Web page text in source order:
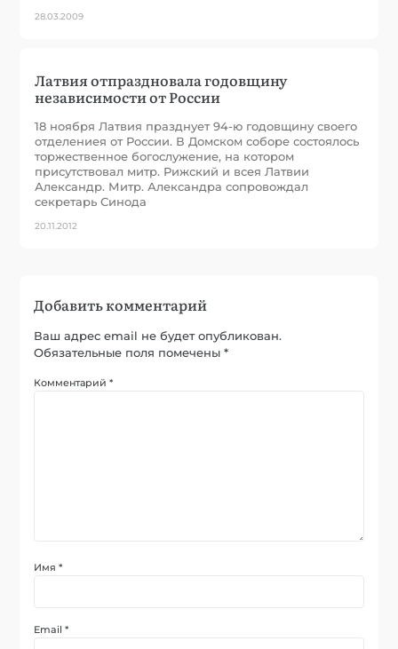
28.03.2009
Латвия отпраздновала годовщину
независимости от России
18 ноября Латвия празднует 94-ю годовщину своего
отделениея от России. В Домском соборе состоялось
торжественное богослужение, на котором
присутствовал митр. Рижский и всея Латвии
Александр. Митр. Александра сопровождал
секретарь Синода
20.11.2012
Добавить комментарий
Ваш адрес email не будет опубликован.
Обязательные поля помечены*
Комментарий*
Имя*
Email*